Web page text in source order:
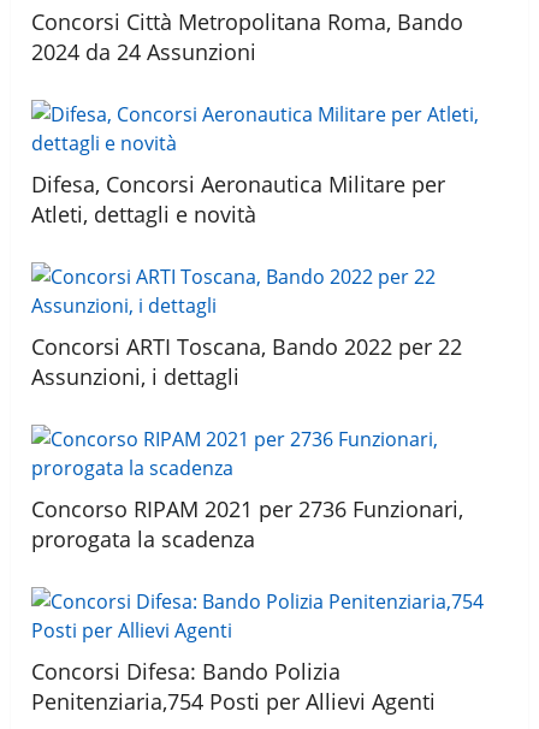
Concorsi Città Metropolitana Roma, Bando
2024 da 24 Assunzioni
Difesa, Concorsi Aeronautica Militare per
Atleti, dettagli e novità
Concorsi ARTI Toscana, Bando 2022 per 22
Assunzioni, i dettagli
Concorso RIPAM 2021 per 2736 Funzionari,
prorogata la scadenza
Concorsi Difesa: Bando Polizia
Penitenziaria,754 Posti per Allievi Agenti